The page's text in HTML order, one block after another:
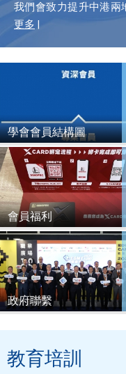
我們會致力提升中港兩
更多 |
學會會員結構圖
會員福利
政府聯繫
教育培訓